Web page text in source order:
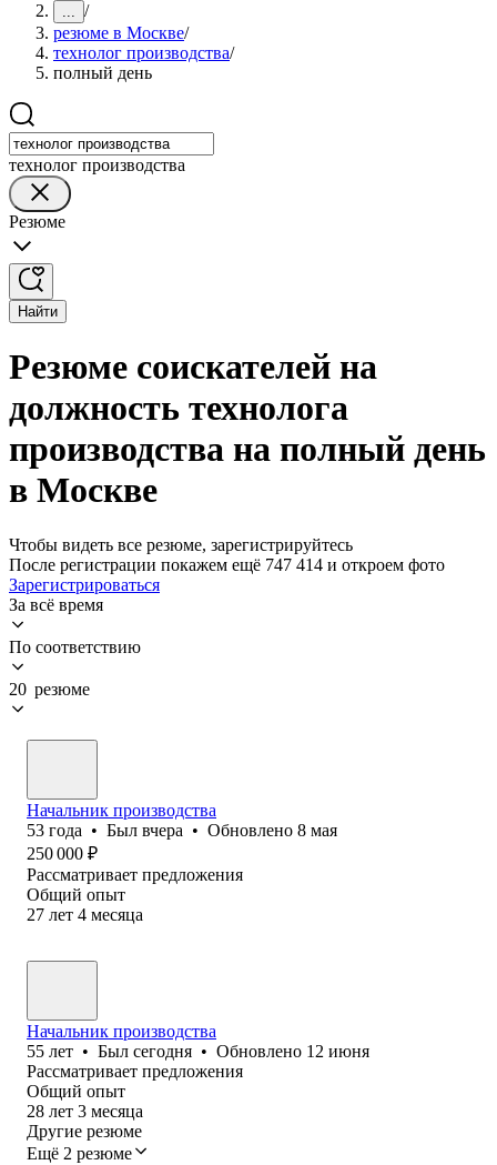
... /
резюме в Москве/
технолог производства/
полный день
технолог производства
Резюме
Найти
Резюме соискателей на
должность технолога
производства на полный день
в Москве
Чтобы видеть все резюме, зарегистрируйтесь
После регистрации покажем ещё 747 414 и откроем фото
Зарегистрироваться
За всё время
По соответствию
20 резюме
Начальник производства
53 года • Был вчера • Обновлено 8 мая
250 000 ₽
Рассматривает предложения
Общий опыт
27 лет 4 месяца
Начальник производства
55 лет • Был сегодня • Обновлено 12 июня
Рассматривает предложения
Общий опыт
28 лет 3 месяца
Другие резюме
Ещё 2 резюме